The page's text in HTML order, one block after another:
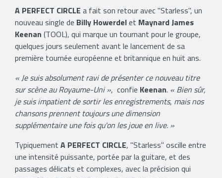
A PERFECT CIRCLE a fait son retour avec "Starless", un
nouveau single de Billy Howerdelet Maynard James
Keenan (TOOL), qui marque un tournant pour le groupe,
quelques jours seulement avant le lancement de sa
première tournée européenne et britannique en huit ans.
« Je suis absolument ravi de présenter ce nouveau titre
sur scène au Royaume-Uni », confie Keenan. « Bien sûr,
je suis impatient de sortir les enregistrements, mais nos
chansons prennent toujours une dimension
supplémentaire une fois qu'on les joue en live. »
Typiquement A PERFECT CIRCLE, "Starless" oscille entre
une intensité puissante, portée par la guitare, et des
passages délicats et complexes, avec la précision qui